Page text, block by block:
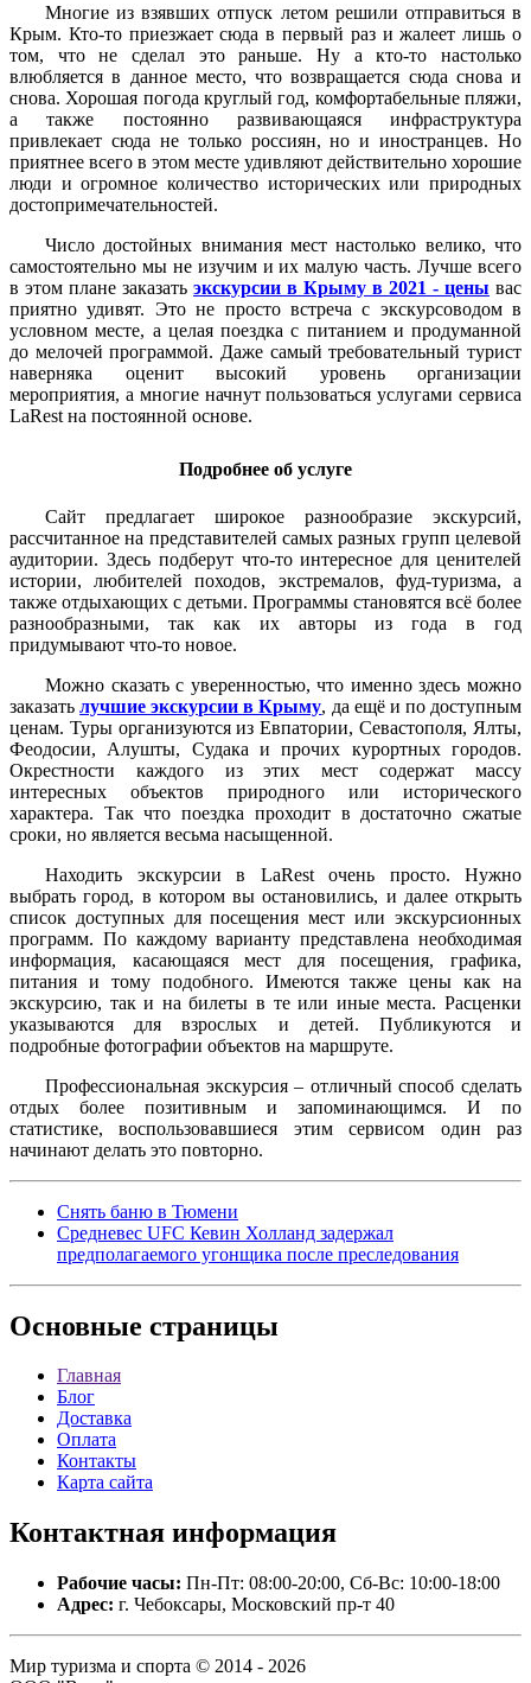
Многие из взявших отпуск летом решили отправиться в
Крым. Кто-то приезжает сюда в первый раз и жалеет лишь о
том, что не сделал это раньше. Ну а кто-то настолько
влюбляется в данное место, что возвращается сюда снова и
снова. Хорошая погода круглый год, комфортабельные пляжи,
а также постоянно развивающаяся инфраструктура
привлекает сюда не только россиян, но и иностранцев. Но
приятнее всего в этом месте удивляют действительно хорошие
люди и огромное количество исторических или природных
достопримечательностей.
Число достойных внимания мест настолько велико, что
самостоятельно мы не изучим и их малую часть. Лучше всего
в этом плане заказать экскурсии в Крыму в 2021 - цены вас
приятно удивят. Это не просто встреча с экскурсоводом в
условном месте, а целая поездка с питанием и продуманной
до мелочей программой. Даже самый требовательный турист
наверняка оценит высокий уровень организации
мероприятия, а многие начнут пользоваться услугами сервиса
LaRest на постоянной основе.
Подробнее об услуге
Сайт предлагает широкое разнообразие экскурсий,
рассчитанное на представителей самых разных групп целевой
аудитории. Здесь подберут что-то интересное для ценителей
истории, любителей походов, экстремалов, фуд-туризма, а
также отдыхающих с детьми. Программы становятся всё более
разнообразными, так как их авторы из года в год
придумывают что-то новое.
Можно сказать с уверенностью, что именно здесь можно
заказатьлучшие экскурсии в Крыму, да ещё и по доступным
ценам. Туры организуются из Евпатории, Севастополя, Ялты,
Феодосии, Алушты, Судака и прочих курортных городов.
Окрестности каждого из этих мест содержат массу
интересных объектов природного или исторического
характера. Так что поездка проходит в достаточно сжатые
сроки, но является весьма насыщенной.
Находить экскурсии в LaRest очень просто. Нужно
выбрать город, в котором вы остановились, и далее открыть
список доступных для посещения мест или экскурсионных
программ. По каждому варианту представлена необходимая
информация, касающаяся мест для посещения, графика,
питания и тому подобного. Имеются также цены как на
экскурсию, так и на билеты в те или иные места. Расценки
указываются для взрослых и детей. Публикуются и
подробные фотографии объектов на маршруте.
Профессиональная экскурсия – отличный способ сделать
отдых более позитивным и запоминающимся. И по
статистике, воспользовавшиеся этим сервисом один раз
начинают делать это повторно.
Снять баню в Тюмени
Средневес UFC Кевин Холланд задержал
предполагаемого угонщика после преследования
Основные страницы
Главная
Блог
Доставка
Оплата
Контакты
Карта сайта
Контактная информация
Рабочие часы: Пн-Пт: 08:00-20:00, Сб-Вс: 10:00-18:00
Адрес: г. Чебоксары, Московский пр-т 40
Мир туризма и спорта © 2014 - 2026